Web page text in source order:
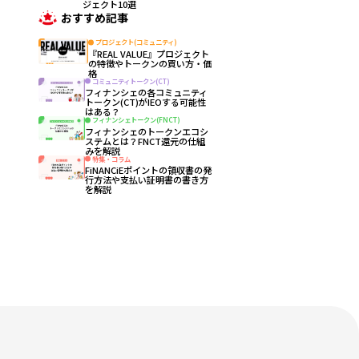
ジェクト10選
おすすめ記事
プロジェクト(コミュニティ)
『REAL VALUE』プロジェクト
の特徴やトークンの買い方・価
格
コミュニティトークン(CT)
フィナンシェの各コミュニティ
トークン(CT)がIEOする可能性
はある？
フィナンシェトークン(FNCT)
フィナンシェのトークンエコシ
ステムとは？FNCT還元の仕組
みを解説
特集・コラム
FiNANCiEポイントの領収書の発
行方法や支払い証明書の書き方
を解説